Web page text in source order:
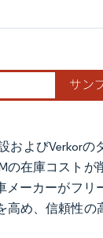
およびVerkor
在庫コスト
ーカーがフリ
め、信頼性の